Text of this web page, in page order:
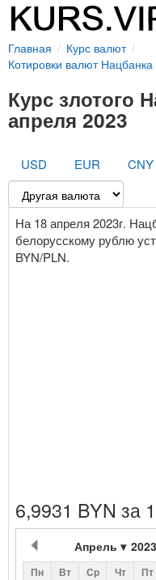
Главная
Курс валют
Котировки валют
Курс злотого
апреля 2023
USD EUR CNY
На 18 апреля 2023г.
белорусскому рублю
BYN/PLN.
6,9931 BYN за
Апрель 2023
Пн Вт Ср Чт Пт